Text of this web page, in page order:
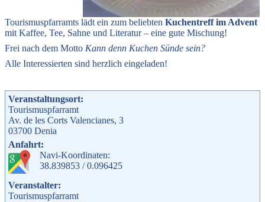
Tourismuspfarramts lädt ein zum beliebten Kuchentreff im Advent
mit Kaffee, Tee, Sahne und Literatur – eine gute Mischung!
Frei nach dem Motto Kann denn Kuchen Sünde sein?
Alle Interessierten sind herzlich eingeladen!
Veranstaltungsort:
Tourismuspfarramt
Av. de les Corts Valencianes, 3
03700 Denia
Anfahrt:
Navi-Koordinaten:
38.839853 / 0.096425
Veranstalter:
Tourismuspfarramt